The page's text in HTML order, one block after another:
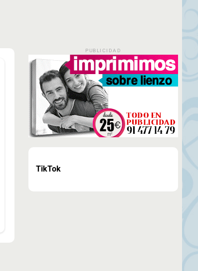
PUBLICIDAD
TikTok